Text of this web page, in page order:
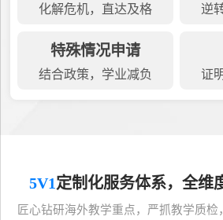
化解危机，直达及格 逆
特殊情况申请
结合政策，学业减负 证
5V1定制化服务体系，全维
匠心钻研海外教学重点，严抓教学质检